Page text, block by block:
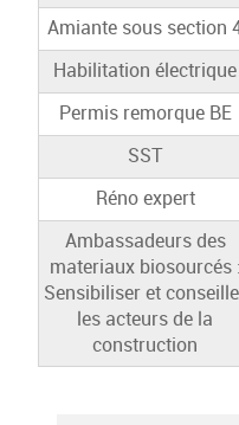
Amiante sous section
Habilitation électrique
Permis remorque BE
SST
Réno expert
Ambassadeurs des
materiaux biosourcés :
Sensibiliser et
les acteurs de la
construction